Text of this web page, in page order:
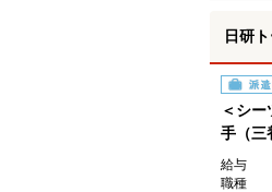
日研
派遣社員
＜シ
手（三
給与
職種